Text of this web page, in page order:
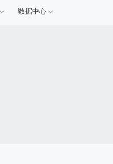
数据中心